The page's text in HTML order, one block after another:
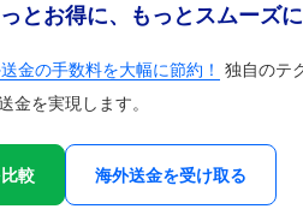
とお得に、もっとスムーズに
金の手数料を大幅に節約！ 独自のテ
金を実現します。
較 海外送金を受け取る